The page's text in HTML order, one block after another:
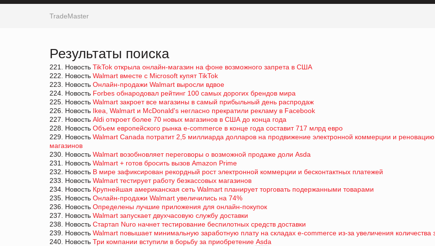
TradeMaster
Результаты поиска
221. Новость TikTok открыла онлайн-магазин на фоне возможного запрета в США
222. Новость Walmart вместе с Microsoft купят TikTok
223. Новость Онлайн-продажи Walmart выросли вдвое
224. Новость Forbes обнародовал рейтинг 100 самых дорогих брендов мира
225. Новость Walmart закроет все магазины в самый прибыльный день распродаж
226. Новость Ikea, Walmart и McDonald's негласно прекратили рекламу в Facebook
227. Новость Aldi откроет более 70 новых магазинов в США до конца года
228. Новость Объем европейского рынка e-commerce в конце года составит 717 млрд евро
229. Новость Walmart Canada потратит 2,5 миллиарда долларов на продвижение электронной коммерции и реновацию
магазинов
230. Новость Walmart возобновляет переговоры о возможной продаже доли Asda
231. Новость Walmart + готов бросить вызов Amazon Prime
232. Новость В мире зафиксирован рекордный рост электронной коммерции и бесконтактных платежей
233. Новость Walmart тестирует работу безкассовых магазинов
234. Новость Крупнейшая американская сеть Walmart планирует торговать подержанными товарами
235. Новость Онлайн-продажи Walmart увеличились на 74%
236. Новость Определены лучшие приложения для онлайн-покупок
237. Новость Walmart запускает двухчасовую службу доставки
238. Новость Стартап Nuro начнет тестирование беспилотных средств доставки
239. Новость Walmart повышает минимальную заработную плату на складах e-commerce из-за увеличения количества
240. Новость Три компании вступили в борьбу за приобретение Asda